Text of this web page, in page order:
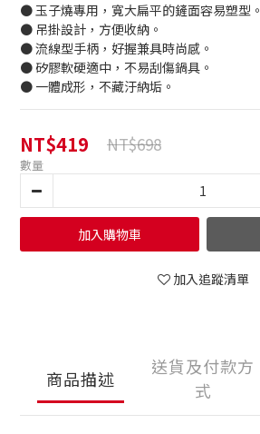
● 玉子燒專用，寬大扁平的鏟面容易塑型。
● 吊掛設計，方便收納。
● 流線型手柄，好握兼具時尚感。
● 矽膠軟硬適中，不易刮傷鍋具。
● 一體成形，不藏汙納垢。
NT$419 NT$698
數量
加入購物車
加入追蹤清單
商品描述
送貨及付款方
式